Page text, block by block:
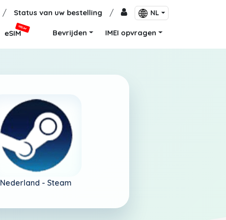
/ Status van uw bestelling / NL
eSIM
NIEUW
Bevrijden IMEI opvragen
Nederland - Steam